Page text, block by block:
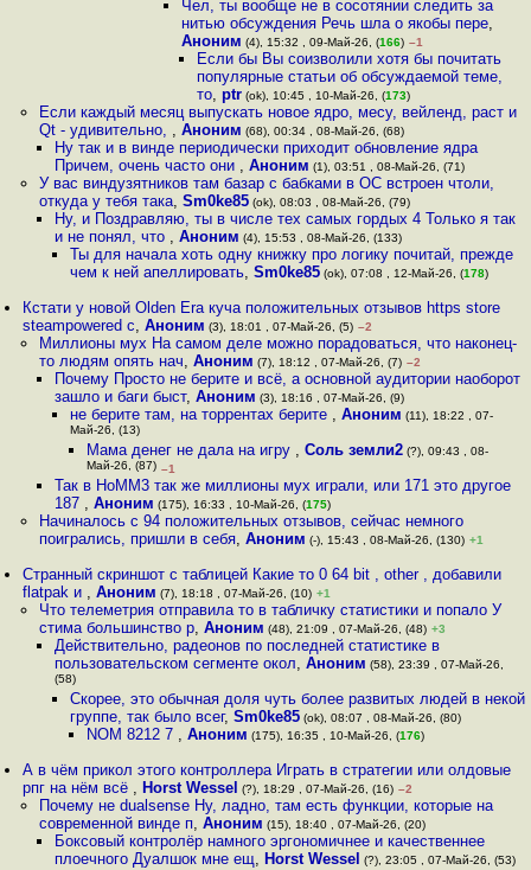
Чел, ты вообще не в сосотянии следить за
нитью обсуждения Речь шла о якобы пере,
Аноним (4), 15:32 , 09-Май-26, (166) –1
Если бы Вы соизволили хотя бы почитать
популярные статьи об обсуждаемой теме,
то, ptr(ok), 10:45 , 10-Май-26, (173)
Если каждый месяц выпускать новое ядро, месу, вейленд, раст и
Qt - удивительно, , Аноним (68), 00:34 , 08-Май-26, (68)
Ну так и в винде периодически приходит обновление ядра
Причем, очень часто они , Аноним (1), 03:51 , 08-Май-26, (71)
У вас виндузятников там базар с бабками в ОС встроен чтоли,
откуда у тебя така, Sm0ke85(ok), 08:03 , 08-Май-26, (79)
Ну, и Поздравляю, ты в числе тех самых гордых 4 Только я так
и не понял, что , Аноним (4), 15:53 , 08-Май-26, (133)
Ты для начала хоть одну книжку про логику почитай, прежде
чем к ней апеллировать,Sm0ke85 (ok), 07:08 , 12-Май-26, (178)
Кстати у новой Olden Era куча положительных отзывов https store
steampowered c,Аноним (3), 18:01 , 07-Май-26, (5) –2
Миллионы мух На самом деле можно порадоваться, что наконец-
то людям опять нач, Аноним (7), 18:12 , 07-Май-26, (7) –2
Почему Просто не берите и всё, а основной аудитории наоборот
зашло и баги быст, Аноним (3), 18:16 , 07-Май-26, (9)
не берите там, на торрентах берите ,Аноним (11), 18:22 , 07-
Май-26, (13)
Мама денег не дала на игру , Соль земли2(?), 09:43 , 08-
Май-26, (87) –1
Так в HoMM3 так же миллионы мух играли, или 171 это другое
187 , Аноним (175), 16:33 , 10-Май-26, (175)
Начиналось с 94 положительных отзывов, сейчас немного
поигрались, пришли в себя, Аноним (-), 15:43 , 08-Май-26, (130) +1
Странный скриншот с таблицей Какие то 0 64 bit , other , добавили
flatpak и ,Аноним (7), 18:18 , 07-Май-26, (10) +1
Что телеметрия отправила то в табличку статистики и попало У
стима большинство р, Аноним (48), 21:09 , 07-Май-26, (48) +3
Действительно, радеонов по последней статистике в
пользовательском сегменте окол, Аноним (58), 23:39 , 07-Май-26,
(58)
Скорее, это обычная доля чуть более развитых людей в некой
группе, так было всег,Sm0ke85 (ok), 08:07 , 08-Май-26, (80)
NOM 8212 7 , Аноним (175), 16:35 , 10-Май-26, (176)
А в чём прикол этого контроллера Играть в стратегии или олдовые
рпг на нём всё , Horst Wessel (?), 18:29 , 07-Май-26, (16) –2
Почему не dualsense Ну, ладно, там есть функции, которые на
современной винде п, Аноним (15), 18:40 , 07-Май-26, (20)
Боксовый контролёр намного эргономичнее и качественнее
плоечного Дуалшок мне ещ, Horst Wessel
(?), 23:05 , 07-Май-26, (53)